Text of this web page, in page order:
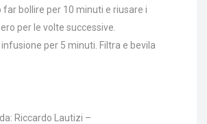
bollire per 10 minuti e riusare i
per le volte successive.
per 5 minuti. Filtra e bevila
Riccardo Lautizi –